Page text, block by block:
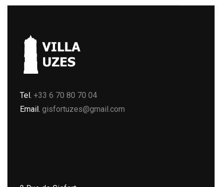
Tel. +33 6 70 80 70 04
Email. gisfortuzes@gmail.com